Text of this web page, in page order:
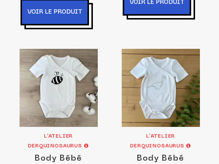
VOIR LE PRODUIT
VOIR LE PRODUIT
L’ATELIER
DERQUINOSAURUS
Body Bébé
L’ATELIER
DERQUINOSAURUS
Body Bébé